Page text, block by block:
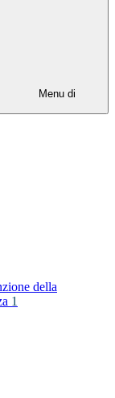
Menu di
della
1